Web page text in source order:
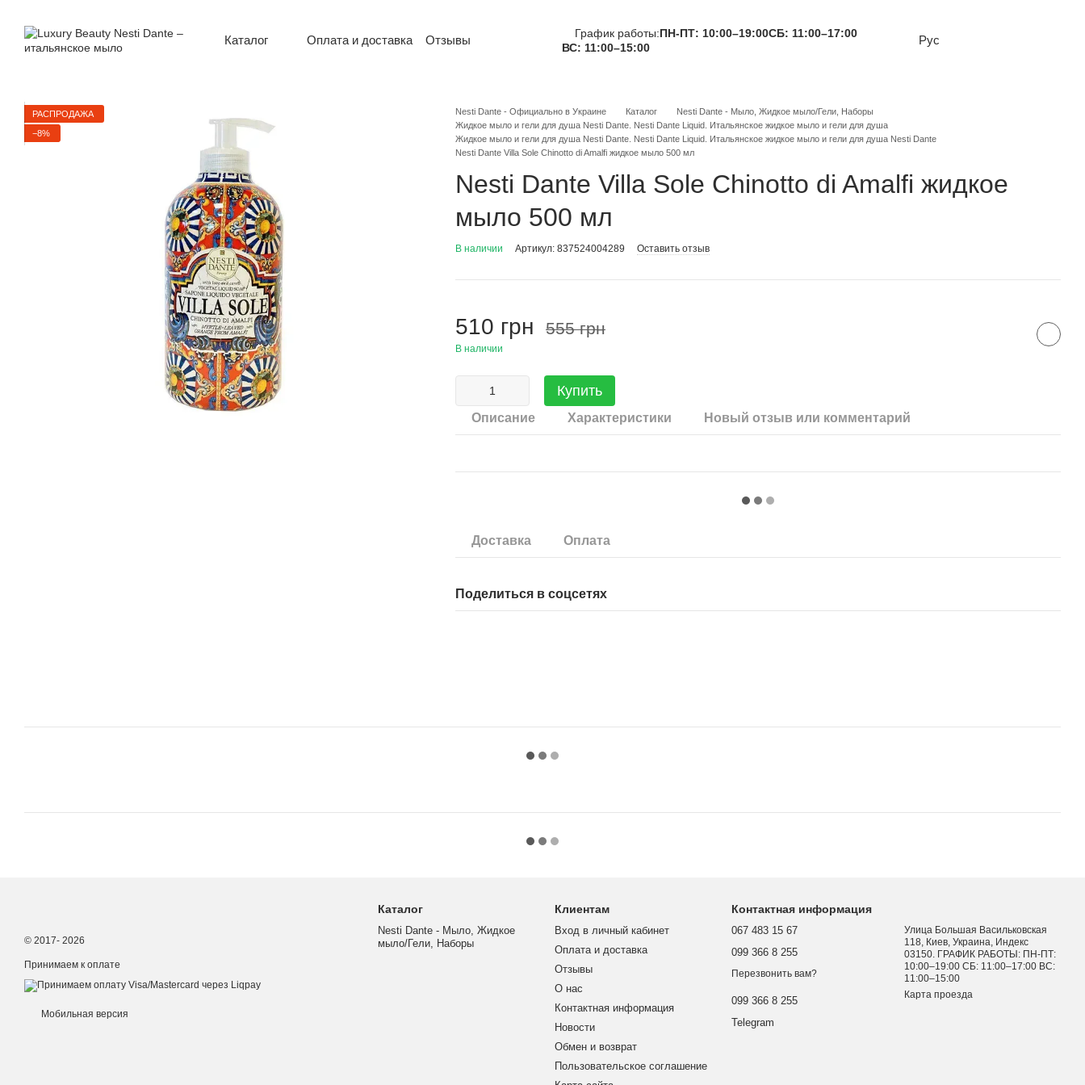
Каталог Оплата и доставка
Отзывы
Пользовательское соглашение
График работы:ПН-ПТ: 10:00–19:00СБ: 11:00–17:00
ВС: 11:00–15:00
Рус
РАСПРОДАЖА
−8%
Nesti Dante - Официально в Украине Каталог
Nesti Dante - Мыло, Жидкое мыло/Гели, Наборы
Жидкое мыло и гели для душа Nesti Dante. Nesti Dante Liquid. Итальянское жидкое мыло и гели для душа
Жидкое мыло и гели для душа Nesti Dante. Nesti Dante Liquid. Итальянское жидкое мыло и гели для душа Nesti Dante
Nesti Dante Villa Sole Chinotto di Amalfi жидкое мыло 500 мл
Nesti Dante Villa Sole Chinotto di Amalfi жидкое
мыло 500 мл
В наличии Артикул: 837524004289 Оставить отзыв
510 грн 555 грн
В наличии
Купить
Описание Характеристики Новый отзыв или комментарий
Доставка Оплата
Поделиться в соцсетях
© 2017- 2026
Принимаем к оплате
Мобильная версия
Каталог
Nesti Dante - Мыло, Жидкое
мыло/Гели, Наборы
Клиентам
Вход в личный кабинет
Оплата и доставка
Отзывы
О нас
Контактная информация
Новости
Обмен и возврат
Пользовательское соглашение
Контактная информация
067 483 15 67
099 366 8 255
Перезвонить вам?
099 366 8 255
Telegram
Улица Большая Васильковская
118, Киев, Украина, Индекс
03150. ГРАФИК РАБОТЫ: ПН-ПТ:
10:00–19:00 СБ: 11:00–17:00 ВС:
11:00–15:00
Карта проезда